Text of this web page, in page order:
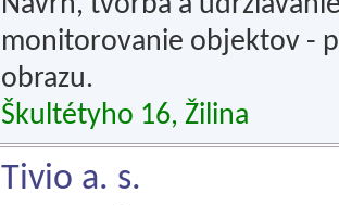
monitorovanie objektov -
obrazu.
Škultétyho 16, Žilina
Tivio a. s.